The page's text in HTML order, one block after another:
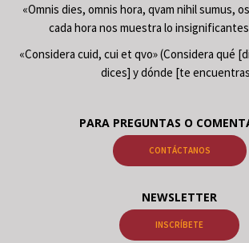
«Omnis dies, omnis hora, qvam nihil sumus,
cada hora nos muestra lo
«Considera cuid, cui et qvo» (Considera qué
dices] y dónde [te
PARA PREGUNTAS O
CONTÁCTANOS
NEWSLETTER
INSCRÍBETE